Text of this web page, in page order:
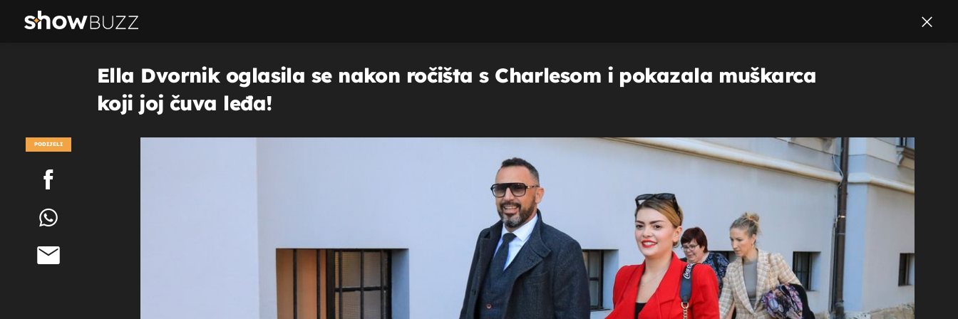
Ella Dvornik oglasila se nakon ročišta s Charlesom i pokazala muškarca
koji joj čuva leđa!
PODIJELI